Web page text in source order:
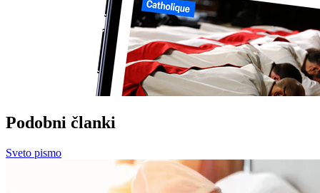
Podobni članki
Sveto pismo